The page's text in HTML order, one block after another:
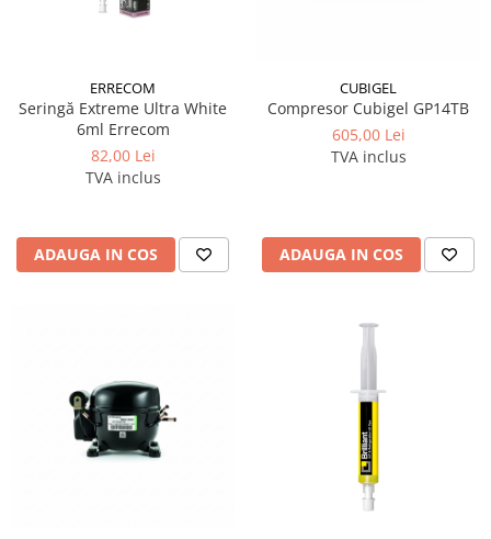
ERRECOM
Seringă Extreme Ultra White
6ml Errecom
82,00 Lei
TVA inclus
ADAUGA IN COS
CUBIGEL
Compresor Cubigel GP14TB
605,00 Lei
TVA inclus
ADAUGA IN COS